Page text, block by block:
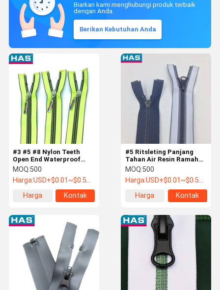
Biarkan kami menghubungi produk terbaik
dengan Anda.
Berikan Kebutuhan Anda
#5 Ritsleting Panjang
Tahan Air Resin Ramah
Lingkungan Kustom
dengan Bukaan
MOQ:500
Harga:USD+$0.01~$0.5+PC
Harga
Kontak
#3 #5 #8 Nylon Teeth
Open End Waterproof
Zipper untuk Pakaian
atau Tas
MOQ:500
Harga:USD+$0.01~$0.5+PC
Harga
Kontak